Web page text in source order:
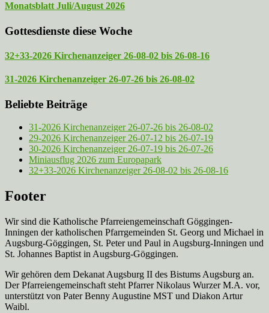
Monatsblatt Juli/August 2026
Gottesdienste diese Woche
32+33-2026 Kirchenanzeiger 26-08-02 bis 26-08-16
31-2026 Kirchenanzeiger 26-07-26 bis 26-08-02
Beliebte Beiträge
31-2026 Kirchenanzeiger 26-07-26 bis 26-08-02
29-2026 Kirchenanzeiger 26-07-12 bis 26-07-19
30-2026 Kirchenanzeiger 26-07-19 bis 26-07-26
Miniausflug 2026 zum Europapark
32+33-2026 Kirchenanzeiger 26-08-02 bis 26-08-16
Footer
Wir sind die Katholische Pfarreien­gemeinschaft Göggingen-
Inningen der katholischen Pfarrgemeinden St. Georg und Michael in
Augsburg-Göggingen, St. Peter und Paul in Augsburg-Inningen und
St. Johannes Baptist in Augsburg-Göggingen.
Wir gehören dem Dekanat Augsburg II des Bistums Augsburg an.
Der Pfarreien­gemeinschaft steht Pfarrer Nikolaus Wurzer M.A. vor,
unterstützt von Pater Benny Augustine MST und Diakon Artur
Waibl.